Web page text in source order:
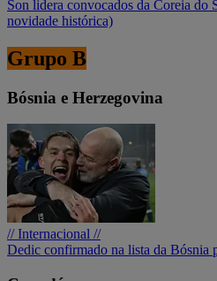
Son lidera convocados da Coreia do
novidade histórica)
Grupo B
Bósnia e Herzegovina
// Internacional //
Dedic confirmado na lista da Bósnia